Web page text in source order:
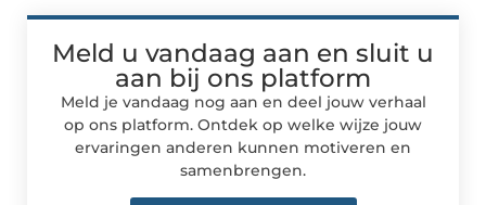
Meld u vandaag aan en sluit u
aan bij ons platform
Meld je vandaag nog aan en deel jouw verhaal
op ons platform. Ontdek op welke wijze jouw
ervaringen anderen kunnen motiveren en
samenbrengen.